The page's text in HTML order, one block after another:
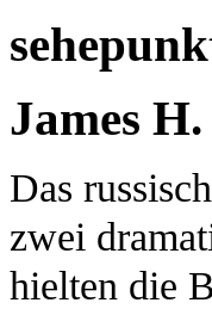
James
Das
zwei
hielten die